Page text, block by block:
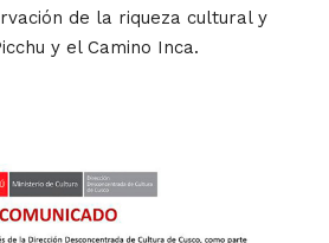
de la riqueza cultural y
y el Camino Inca.